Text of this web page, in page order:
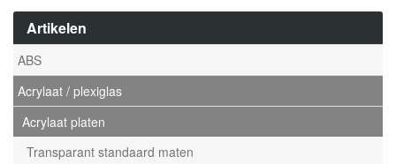
Artikelen
ABS
Acrylaat / plexiglas
Acrylaat platen
Transparant standaard maten